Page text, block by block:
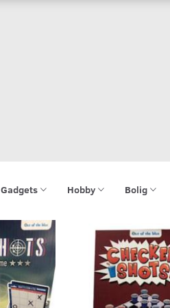
Gadgets Hobby Bolig